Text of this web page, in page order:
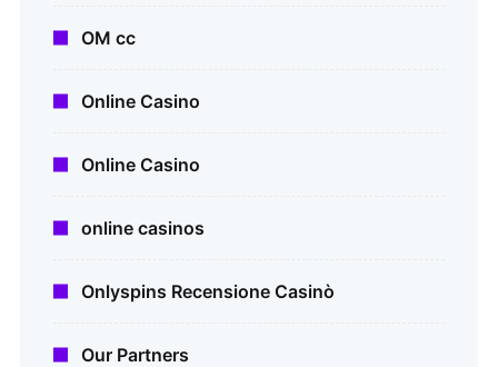
OM cc
Online Casino
Online Casino
online casinos
Onlyspins Recensione Casinò
Our Partners